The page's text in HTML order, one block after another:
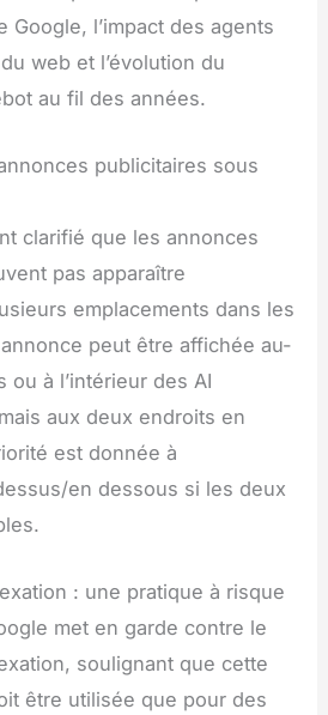
Google, l’impact des agents
web et l’évolution du
au fil des années.
publicitaires sous
clarifié que les annonces
pas apparaître
emplacements dans les
peut être affichée au-
à l’intérieur des AI
aux deux endroits en
est donnée à
en dessous si les deux
: une pratique à risque
met en garde contre le
soulignant que cette
être utilisée que pour des